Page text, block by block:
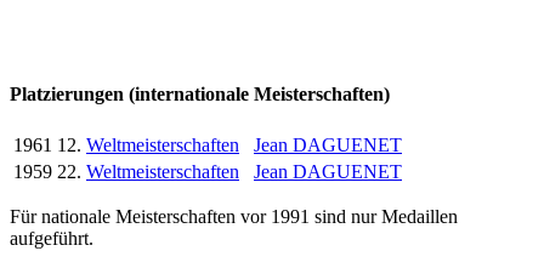
Platzierungen (internationale Meisterschaften)
1961 12. Weltmeisterschaften
Jean DAGUENET
1959 22. Weltmeisterschaften Jean DAGUENET
Für nationale Meisterschaften vor 1991 sind nur Medaillen
aufgeführt.